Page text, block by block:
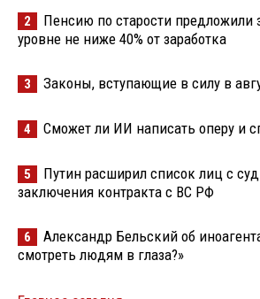
2
Пенсию по старости предложили
уровне не ниже 40% от заработка
3 Законы, вступающие в силу в
4 Сможет ли ИИ написать оперу и
5
Путин расширил список лиц с
заключения контракта с ВС РФ
6
Александр Бельский об
смотреть людям в глаза?»